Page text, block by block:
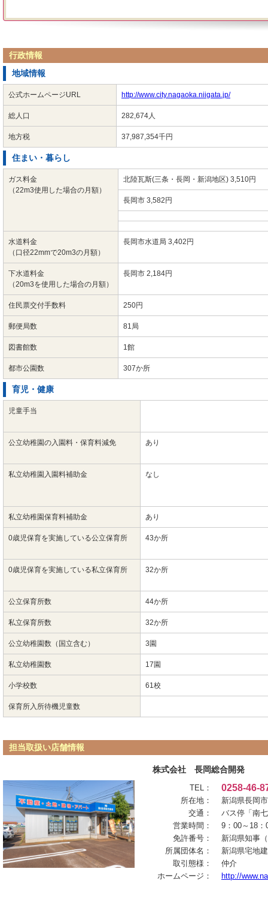
行政情報
地域情報
公式ホームページURL http://www.city.nagaoka.niigata.jp/
総人口 282,674人
地方税 37,987,354千円
住まい・暮らし
ガス料金
（22m3使用した場合の月額）
北陸瓦斯(三条・長岡・新潟地区) 3,510円
長岡市 3,582円
水道料金
（口径22mmで20m3の月額）
長岡市水道局 3,402円
下水道料金
（20m3を使用した場合の月額）
長岡市 2,184円
住民票交付手数料 250円
郵便局数 81局
図書館数 1館
都市公園数 307か所
育児・健康
児童手当
公立幼稚園の入園料・保育料減免 あり
私立幼稚園入園料補助金 なし
私立幼稚園保育料補助金 あり
0歳児保育を実施している公立保育所 43か所
0歳児保育を実施している私立保育所 32か所
公立保育所数 44か所
私立保育所数 32か所
公立幼稚園数（国立含む） 3園
私立幼稚園数 17園
小学校数 61校
保育所入所待機児童数
担当取扱い店舗情報
株式会社 長岡総合開発
TEL： 0258-46-
所在地：
新潟県長岡
交通：
バス停「南
営業時間：
9：00～18
免許番号：
新潟県知事
所属団体名：
新潟県宅地
取引態様：
仲介
ホームページ：
http://